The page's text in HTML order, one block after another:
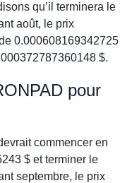
qu’il terminera le
août, le prix
0.000608169342725
$.
pour
commencer en
$ et terminer le
septembre, le prix